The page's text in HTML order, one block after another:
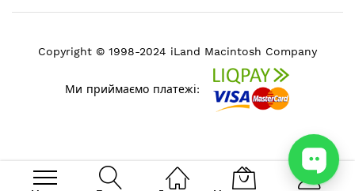
Copyright © 1998-2024 iLand Macintosh Company
Ми приймаємо платежі: